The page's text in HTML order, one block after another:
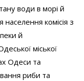
води в морі й
комісія з
й
міської
Одеси та
риби та